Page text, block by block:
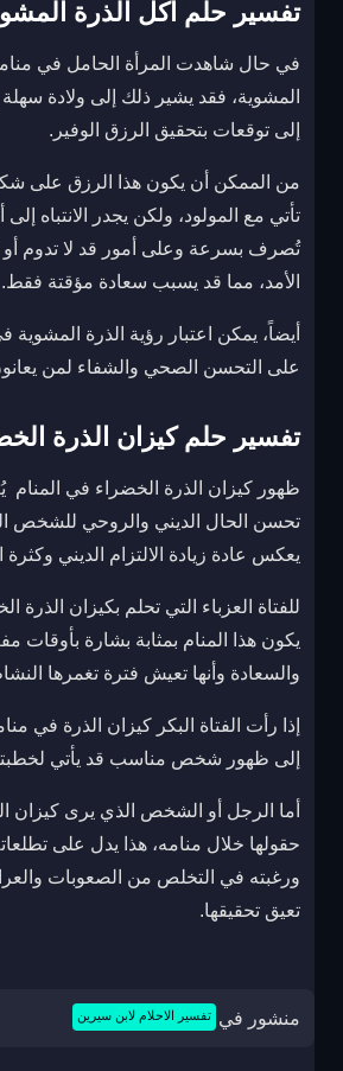
تفسير حلم اكل الذرة
في حال شاهدت المرأة الحامل في منامها
المشوية، فقد يشير ذلك إلى ولادة
إلى توقعات بتحقيق الرزق الوفير.
من الممكن أن يكون هذا الرزق على
تأتي مع المولود، ولكن يجدر الانتباه
تُصرف بسرعة وعلى أمور قد لا تدوم
الأمد، مما قد يسبب سعادة مؤقتة فقط.
أيضاً، يمكن اعتبار رؤية الذرة
على التحسن الصحي والشفاء لمن
تفسير حلم كيزان الذرة
ظهور كيزان الذرة الخضراء في المنام
تحسن الحال الديني والروحي للشخص
يعكس عادة زيادة الالتزام الديني وكثرة
للفتاة العزباء التي تحلم بكيزان الذرة
يكون هذا المنام بمثابة بشارة بأوقات
والسعادة وأنها تعيش فترة تغمرها
إذا رأت الفتاة البكر كيزان الذرة في
إلى ظهور شخص مناسب قد يأتي
أما الرجل أو الشخص الذي يرى كيزان
حقولها خلال منامه، هذا يدل على
ورغبته في التخلص من الصعوبات
تعيق تحقيقها.
منشور في تفسير الاحلام لابن سيرين